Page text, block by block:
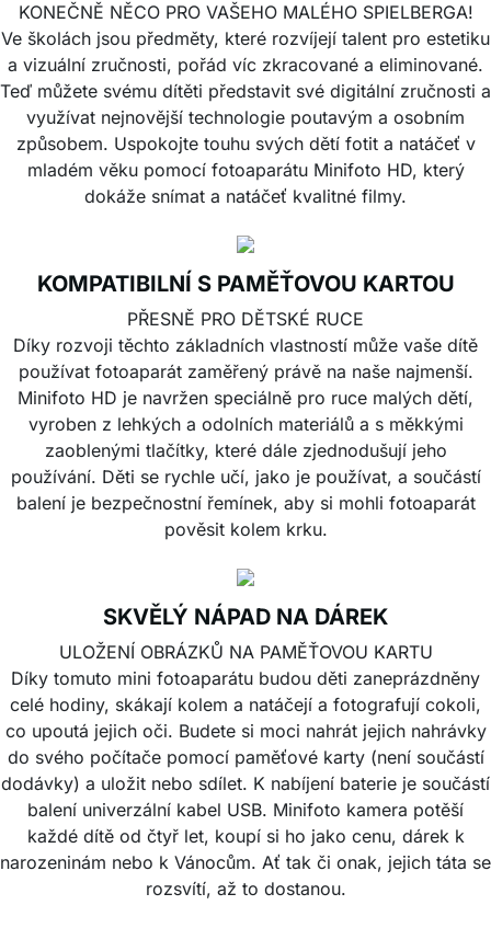
KONEČNĚ NĚCO PRO VAŠEHO MALÉHO SPIELBERGA!
Ve školách jsou předměty, které rozvíjejí talent pro estetiku
a vizuální zručnosti, pořád víc zkracované a eliminované.
Teď můžete svému dítěti představit své digitální zručnosti a
využívat nejnovější technologie poutavým a osobním
způsobem. Uspokojte touhu svých dětí fotit a natáčeť v
mladém věku pomocí fotoaparátu Minifoto HD, který
dokáže snímat a natáčeť kvalitné filmy.
KOMPATIBILNÍ S PAMĚŤOVOU KARTOU
PŘESNĚ PRO DĚTSKÉ RUCE
Díky rozvoji těchto základních vlastností může vaše dítě
používat fotoaparát zaměřený právě na naše najmenší.
Minifoto HD je navržen speciálně pro ruce malých dětí,
vyroben z lehkých a odolních materiálů a s měkkými
zaoblenými tlačítky, které dále zjednodušují jeho
používání. Děti se rychle učí, jako je používat, a součástí
balení je bezpečnostní řemínek, aby si mohli fotoaparát
pověsit kolem krku.
SKVĚLÝ NÁPAD NA DÁREK
ULOŽENÍ OBRÁZKŮ NA PAMĚŤOVOU KARTU
Díky tomuto mini fotoaparátu budou děti zaneprázdněny
celé hodiny, skákají kolem a natáčejí a fotografují cokoli,
co upoutá jejich oči. Budete si moci nahrát jejich nahrávky
do svého počítače pomocí paměťové karty (není součástí
dodávky) a uložit nebo sdílet. K nabíjení baterie je součástí
balení univerzální kabel USB. Minifoto kamera potěší
každé dítě od čtyř let, koupí si ho jako cenu, dárek k
narozeninám nebo k Vánocům. Ať tak či onak, jejich táta se
rozsvítí, až to dostanou.